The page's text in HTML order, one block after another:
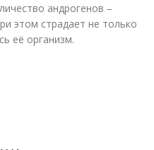
андрогенов –
этом страдает не только
её организм.